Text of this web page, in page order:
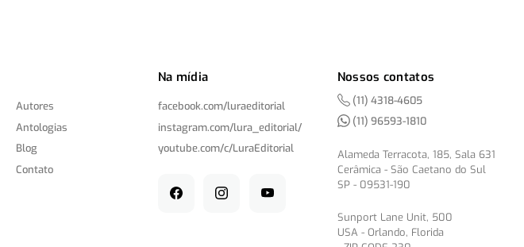
Autores
Antologias
Blog
Contato
Na mídia
facebook.com/luraeditorial
instagram.com/lura_editorial/
youtube.com/c/LuraEditorial
Nossos contatos
(11) 4318-4605
(11) 96593-1810
Alameda Terracota, 185, Sala 631
Cerâmica - São Caetano do Sul
SP - 09531-190
Sunport Lane Unit, 500
USA - Orlando, Florida